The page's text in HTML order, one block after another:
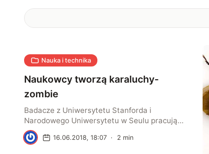
Nauka i technika
Naukowcy tworzą karaluchy-
zombie
Badacze z Uniwersytetu Stanforda i
Narodowego Uniwersytetu w Seulu pracują
nad sztucznym systemem sensorycznym
umożliwiającym coś w rodzaju sztucznego
W 16.06.2018, 18:07 · 2 min